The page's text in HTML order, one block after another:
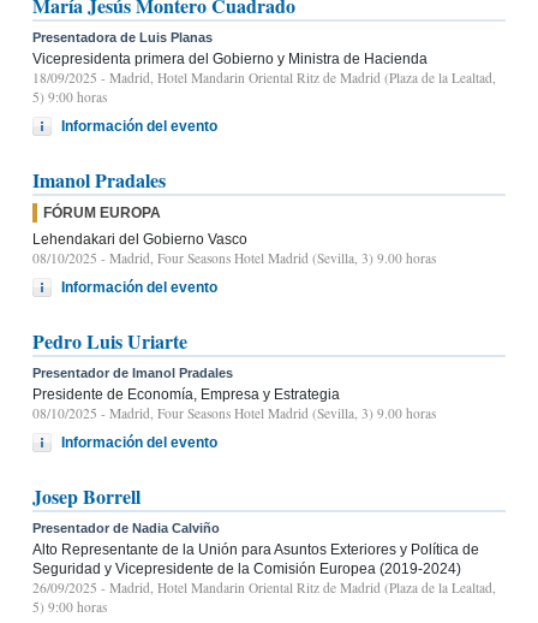
Presentadora de Luis Planas
Vicepresidenta primera del Gobierno y Ministra de Hacienda
18/09/2025 - Madrid, Hotel Mandarin Oriental Ritz de Madrid (Plaza de la Lealtad,
5) 9:00 horas
Información del evento
Imanol Pradales
FÓRUM EUROPA
Lehendakari del Gobierno Vasco
08/10/2025 - Madrid, Four Seasons Hotel Madrid (Sevilla, 3) 9.00 horas
Información del evento
Pedro Luis Uriarte
Presentador de Imanol Pradales
Presidente de Economía, Empresa y Estrategia
08/10/2025 - Madrid, Four Seasons Hotel Madrid (Sevilla, 3) 9.00 horas
Información del evento
Josep Borrell
Presentador de Nadia Calviño
Alto Representante de la Unión para Asuntos Exteriores y Política de
Seguridad y Vicepresidente de la Comisión Europea (2019-2024)
26/09/2025 - Madrid, Hotel Mandarin Oriental Ritz de Madrid (Plaza de la Lealtad,
5) 9:00 horas